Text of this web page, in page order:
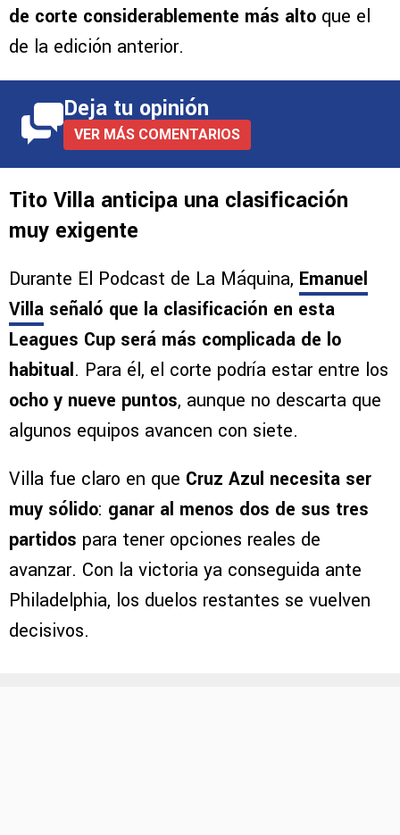
de corte considerablemente más alto que el
de la edición anterior.
Deja tu opinión
VER MÁS COMENTARIOS
Tito Villa anticipa una clasificación
muy exigente
Durante El Podcast de La Máquina, Emanuel
Villa señaló que la clasificación en esta
Leagues Cup será más complicada de lo
habitual. Para él, el corte podría estar entre los
ocho y nueve puntos, aunque no descarta que
algunos equipos avancen con siete.
Villa fue claro en que Cruz Azul necesita ser
muy sólido: ganar al menos dos de sus tres
partidos para tener opciones reales de
avanzar. Con la victoria ya conseguida ante
Philadelphia, los duelos restantes se vuelven
decisivos.